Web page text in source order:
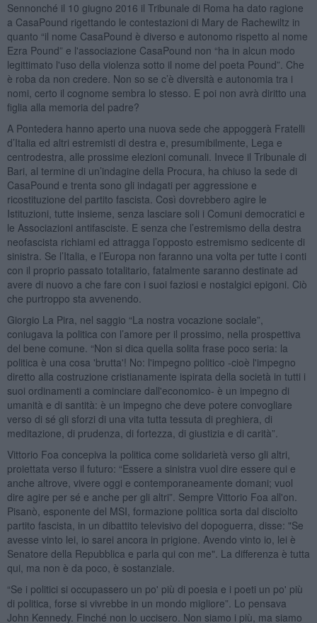
Sennonché il 10 giugno 2016 il Tribunale di Roma ha dato ragione
a CasaPound rigettando le contestazioni di Mary de Rachewiltz in
quanto “il nome CasaPound è diverso e autonomo rispetto al nome
Ezra Pound” e l'associazione CasaPound non “ha in alcun modo
legittimato l'uso della violenza sotto il nome del poeta Pound”. Che
è roba da non credere. Non so se c’è diversità e autonomia tra i
nomi, certo il cognome sembra lo stesso. E poi non avrà diritto una
figlia alla memoria del padre?
A Pontedera hanno aperto una nuova sede che appoggerà Fratelli
d’Italia ed altri estremisti di destra e, presumibilmente, Lega e
centrodestra, alle prossime elezioni comunali. Invece il Tribunale di
Bari, al termine di un’indagine della Procura, ha chiuso la sede di
CasaPound e trenta sono gli indagati per aggressione e
ricostituzione del partito fascista. Così dovrebbero agire le
Istituzioni, tutte insieme, senza lasciare soli i Comuni democratici e
le Associazioni antifasciste. E senza che l’estremismo della destra
neofascista richiami ed attragga l’opposto estremismo sedicente di
sinistra. Se l’Italia, e l’Europa non faranno una volta per tutte i conti
con il proprio passato totalitario, fatalmente saranno destinate ad
avere di nuovo a che fare con i suoi faziosi e nostalgici epigoni. Ciò
che purtroppo sta avvenendo.
Giorgio La Pira, nel saggio “La nostra vocazione sociale”,
coniugava la politica con l’amore per il prossimo, nella prospettiva
del bene comune. “Non si dica quella solita frase poco seria: la
politica è una cosa 'brutta'! No: l'impegno politico -cioè l'impegno
diretto alla costruzione cristianamente ispirata della società in tutti i
suoi ordinamenti a cominciare dall'economico- è un impegno di
umanità e di santità: è un impegno che deve potere convogliare
verso di sé gli sforzi di una vita tutta tessuta di preghiera, di
meditazione, di prudenza, di fortezza, di giustizia e di carità”.
Vittorio Foa concepiva la politica come solidarietà verso gli altri,
proiettata verso il futuro: “Essere a sinistra vuol dire essere qui e
anche altrove, vivere oggi e contemporaneamente domani; vuol
dire agire per sé e anche per gli altri”. Sempre Vittorio Foa all'on.
Pisanò, esponente del MSI, formazione politica sorta dal disciolto
partito fascista, in un dibattito televisivo del dopoguerra, disse: "Se
avesse vinto lei, io sarei ancora in prigione. Avendo vinto io, lei è
Senatore della Repubblica e parla qui con me". La differenza è tutta
qui, ma non è da poco, è sostanziale.
“Se i politici si occupassero un po' più di poesia e i poeti un po' più
di politica, forse si vivrebbe in un mondo migliore”. Lo pensava
John Kennedy. Finché non lo uccisero. Non siamo i più, ma siamo